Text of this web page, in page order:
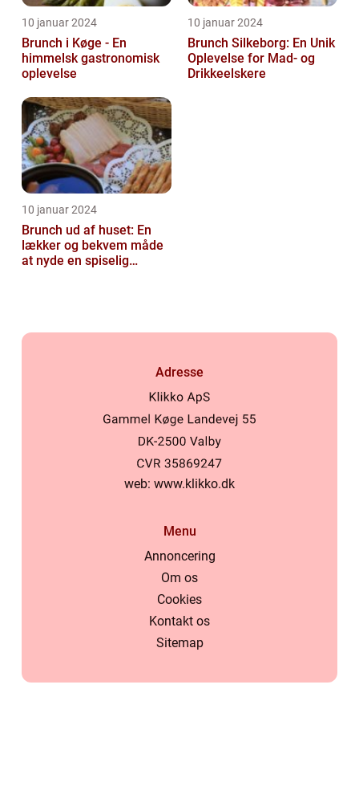
10 januar 2024
Brunch i Køge - En
himmelsk gastronomisk
oplevelse
10 januar 2024
Brunch Silkeborg: En Unik
Oplevelse for Mad- og
Drikkeelskere
10 januar 2024
Brunch ud af huset: En
lækker og bekvem måde
at nyde en spiselig
Adresse
web: www.klikko.dk
Menu
Annoncering
Om os
Cookies
Kontakt os
Sitemap